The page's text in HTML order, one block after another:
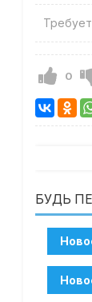
0
БУДЬ